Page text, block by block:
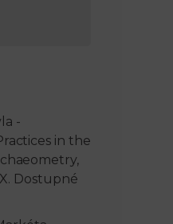
-
in the
Dostupné